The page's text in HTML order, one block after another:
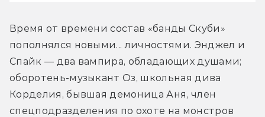
Время от времени состав «банды Скуби»
пополнялся новыми... личностями. Энджел и
Спайк — два вампира, обладающих душами;
оборотень-музыкант Оз, школьная дива
Корделия, бывшая демоница Аня, член
спецподразделения по охоте на монстров